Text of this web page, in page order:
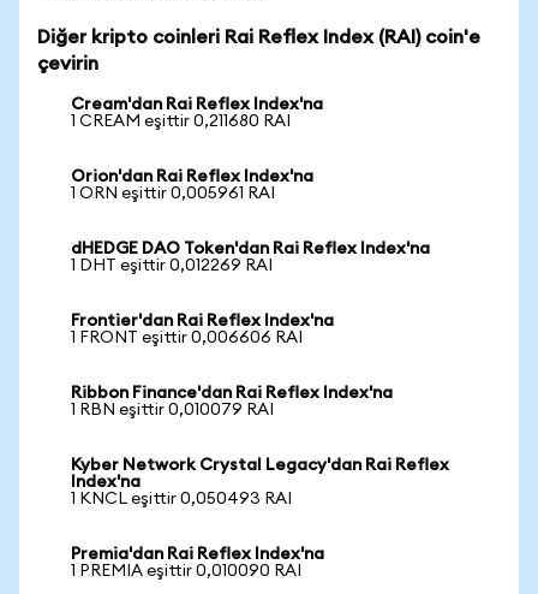
Diğer kripto coinleri Rai Reflex Index (RAI) coin'e
çevirin
Cream'dan Rai Reflex Index'na
1 CREAM eşittir 0,211680 RAI
Orion'dan Rai Reflex Index'na
1 ORN eşittir 0,005961 RAI
dHEDGE DAO Token'dan Rai Reflex Index'na
1 DHT eşittir 0,012269 RAI
Frontier'dan Rai Reflex Index'na
1 FRONT eşittir 0,006606 RAI
Ribbon Finance'dan Rai Reflex Index'na
1 RBN eşittir 0,010079 RAI
Kyber Network Crystal Legacy'dan Rai Reflex
Index'na
1 KNCL eşittir 0,050493 RAI
Premia'dan Rai Reflex Index'na
1 PREMIA eşittir 0,010090 RAI